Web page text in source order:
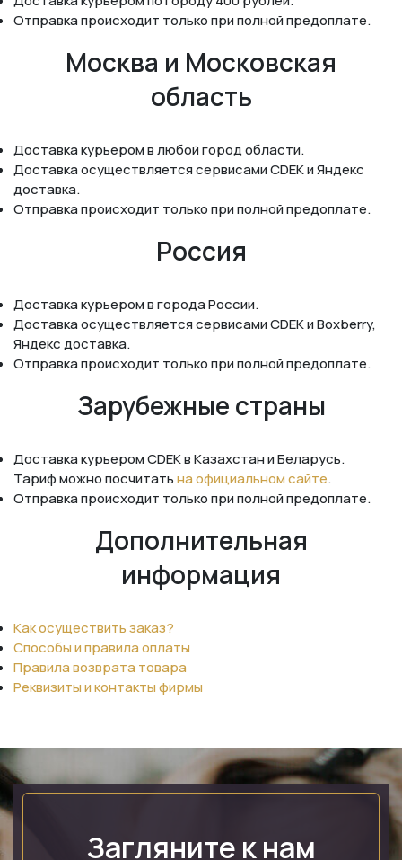
Отправка происходит только при полной предоплате.
Москва и Московская
область
Доставка курьером в любой город области.
Доставка осуществляется сервисами CDEK и Яндекс
доставка.
Отправка происходит только при полной предоплате.
Россия
Доставка курьером в города России.
Доставка осуществляется сервисами CDEK и Boxberry,
Яндекс доставка.
Отправка происходит только при полной предоплате.
Зарубежные страны
Доставка курьером CDEK в Казахстан и Беларусь.
Тариф можно посчитатьна официальном сайте.
Отправка происходит только при полной предоплате.
Дополнительная
информация
Как осуществить заказ?
Способы и правила оплаты
Правила возврата товара
Реквизиты и контакты фирмы
Загляните к нам